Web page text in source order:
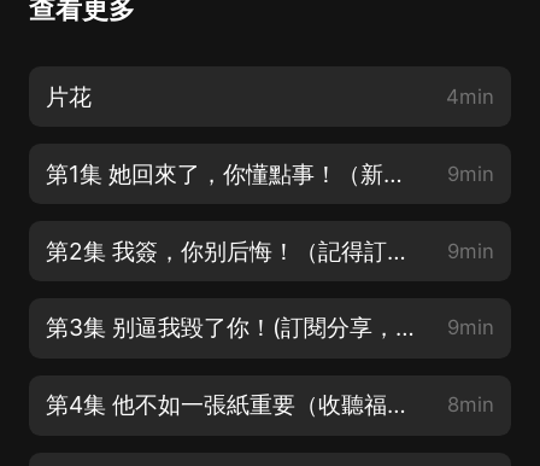
查看更多
片花 4min
第1集 她回來了，你懂點事！（新書上架首月有活動，詳情看專輯頁長圖） 9min
第2集 我簽，你别后悔！（記得訂閱+滿星好評喲~) 9min
第3集 别逼我毀了你！(訂閱分享，還有更多爆更) 9min
第4集 他不如一張紙重要（收聽福利看海報） 8min